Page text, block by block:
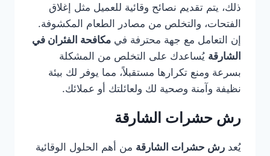
ذلك، يتم تقديم نصائح وقائية للعميل مثل إغلاق
الفتحات، والتخلص من مصادر الطعام المكشوفة.
إن التعامل مع جهة محترفة في مكافحة الفئران في
الشارقة يُساعدك على التخلص من المشكلة
بسرعة ومنع تكرارها مستقبلاً، مما يوفر لك بيئة
نظيفة وآمنة وصحية لك ولعائلتك أو عملائك.
رش حشرات الشارقة
يُعد رش حشرات الشارقة من أهم الحلول الوقائية